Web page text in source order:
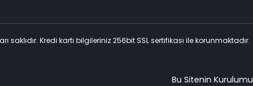
saklıdır. Kredi kartı bilgileriniz 256bit SSL sertifikası ile korunmaktadır.
Bu Sitenin Kurulumu